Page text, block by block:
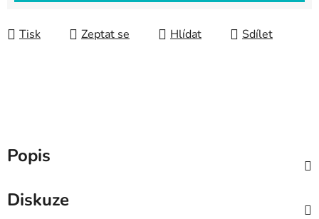
Tisk Zeptat se Hlídat Sdílet
Popis
Diskuze